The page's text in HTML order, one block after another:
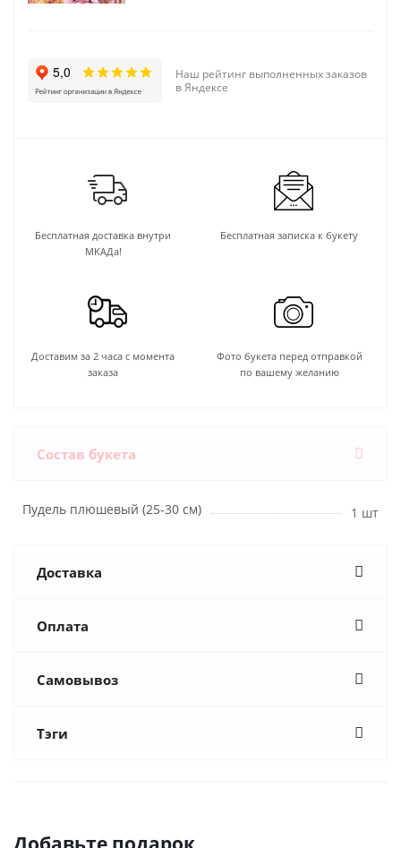
Наш рейтинг выполненных заказов
в Яндексе
Бесплатная доставка внутри
МКАДа!
Бесплатная записка к букету
Доставим за 2 часа с момента
заказа
Фото букета перед отправкой
по вашему желанию
Состав букета
Пудель плюшевый (25-30 см) 1 шт
Доставка
Оплата
Самовывоз
Тэги